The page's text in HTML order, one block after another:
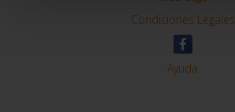
Condiciones Legales
Ayuda